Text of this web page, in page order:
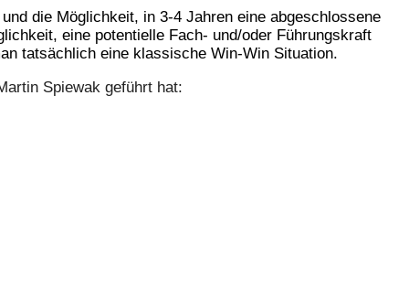
die Möglichkeit, in 3-4 Jahren eine abgeschlossene
eine potentielle Fach- und/oder Führungskraft
tatsächlich eine klassische Win-Win Situation.
Spiewak geführt hat: